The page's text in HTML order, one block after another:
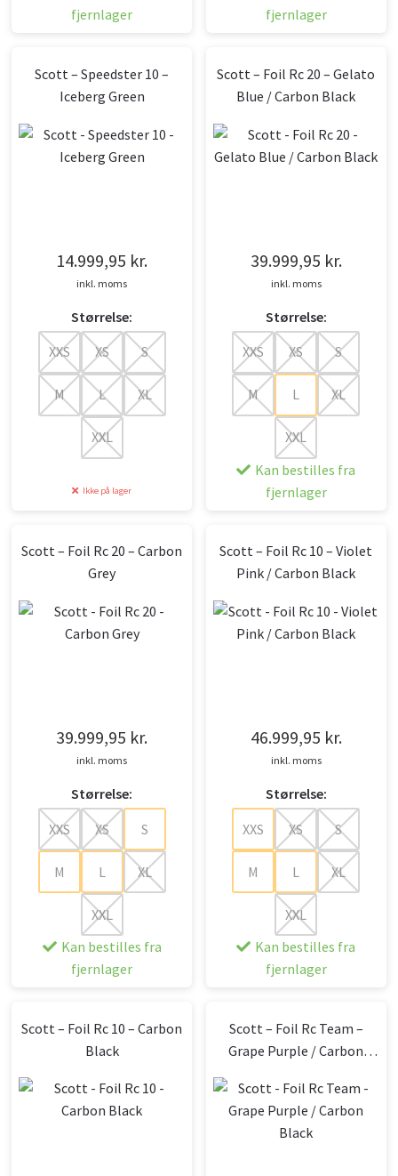
fjernlager
fjernlager
Scott – Speedster 10 –
Iceberg Green
14.999,95 kr.
inkl. moms
Størrelse:
XXS
XS S
M L XL
XXL
Ikke på lager
Scott – Foil Rc 20 – Gelato
Blue / Carbon Black
39.999,95 kr.
inkl. moms
Størrelse:
XXS
XS S
M L XL
XXL
Kan bestilles fra
fjernlager
Scott – Foil Rc 20 – Carbon
Grey
39.999,95 kr.
inkl. moms
Størrelse:
XXS
XS S
M L XL
XXL
Kan bestilles fra
fjernlager
Scott – Foil Rc 10 – Violet
Pink / Carbon Black
46.999,95 kr.
inkl. moms
Størrelse:
XXS
XS S
M L XL
XXL
Kan bestilles fra
fjernlager
Scott – Foil Rc 10 – Carbon
Black
Scott – Foil Rc Team –
Grape Purple / Carbon